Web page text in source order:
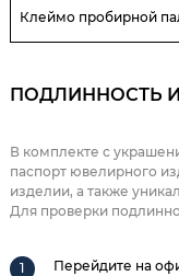
Клеймо пробирной
ПОДЛИННОСТЬ
В комплекте с
паспорт ювелирного
изделии, а также
Для проверки
Перейдите на